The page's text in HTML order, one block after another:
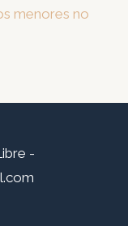
menores no
-